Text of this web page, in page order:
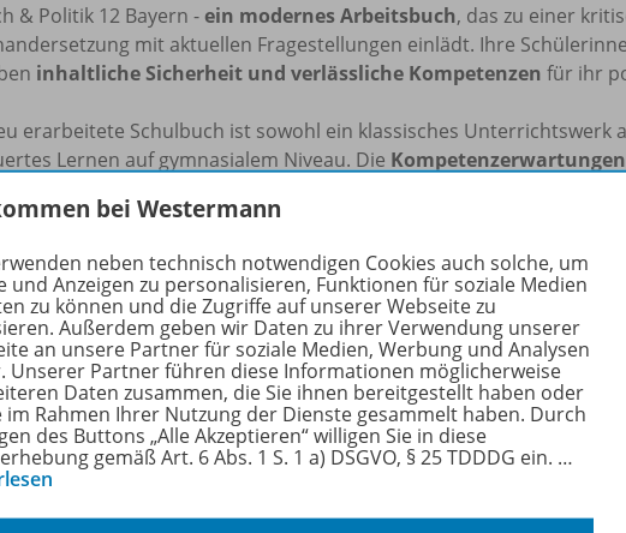
& Politik 12 Bayern -ein modernes Arbeitsbuch, das zu einer
mit aktuellen Fragestellungen einlädt. Ihre
inhaltliche Sicherheit und verlässliche Kompetenzen für ihr
erarbeitete Schulbuch ist sowohl ein klassisches Unterrichtswerk
Lernen auf gymnasialem Niveau. Die Kompetenzerwartungen
deckt sowohl das grundlegende Anforderungsniveau
ab.Inhalte für das erhöhte Anforderungsniveau sind
Angebote
und vielseitige Materialauswahlbietet die Möglichkeit,
problemorientierte Fragestellungenzu erarbeiten.
und Kontroversitätsind dabei stets Leitlinie. Bei
Alltags- und Lebensweltbezug als auch die verschiedenen
bei Westermann
neben technisch notwendigen Cookies auch solche, um
und Anzeigen zu personalisieren, Funktionen für soziale Medien
zu können und die Zugriffe auf unserer Webseite zu
Außerdem geben wir Daten zu ihrer Verwendung unserer
an unsere Partner für soziale Medien, Werbung und Analysen
Unserer Partner führen diese Informationen möglicherweise
Daten zusammen, die Sie ihnen bereitgestellt haben oder
im Rahmen Ihrer Nutzung der Dienste gesammelt haben. Durch
des Buttons „Alle Akzeptieren“ willigen Sie in diese
gemäß Art. 6 Abs. 1 S. 1 a) DSGVO, § 25 TDDDG ein. …